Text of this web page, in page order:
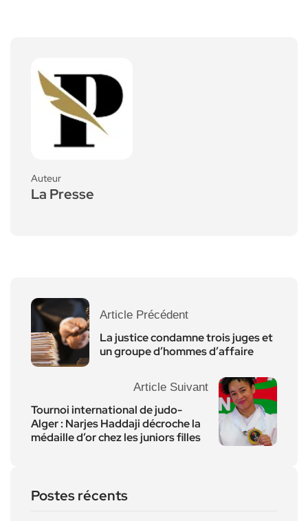
Auteur
La Presse
Article Précédent
La justice condamne trois juges et
un groupe d’hommes d’affaire
Article Suivant
Tournoi international de judo-
Alger : Narjes Haddaji décroche la
médaille d’or chez les juniors filles
Postes récents